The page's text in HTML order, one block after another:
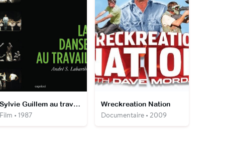
Sylvie Guillem au travail
• 1987
Wreckreation Nation
Documentaire • 2009